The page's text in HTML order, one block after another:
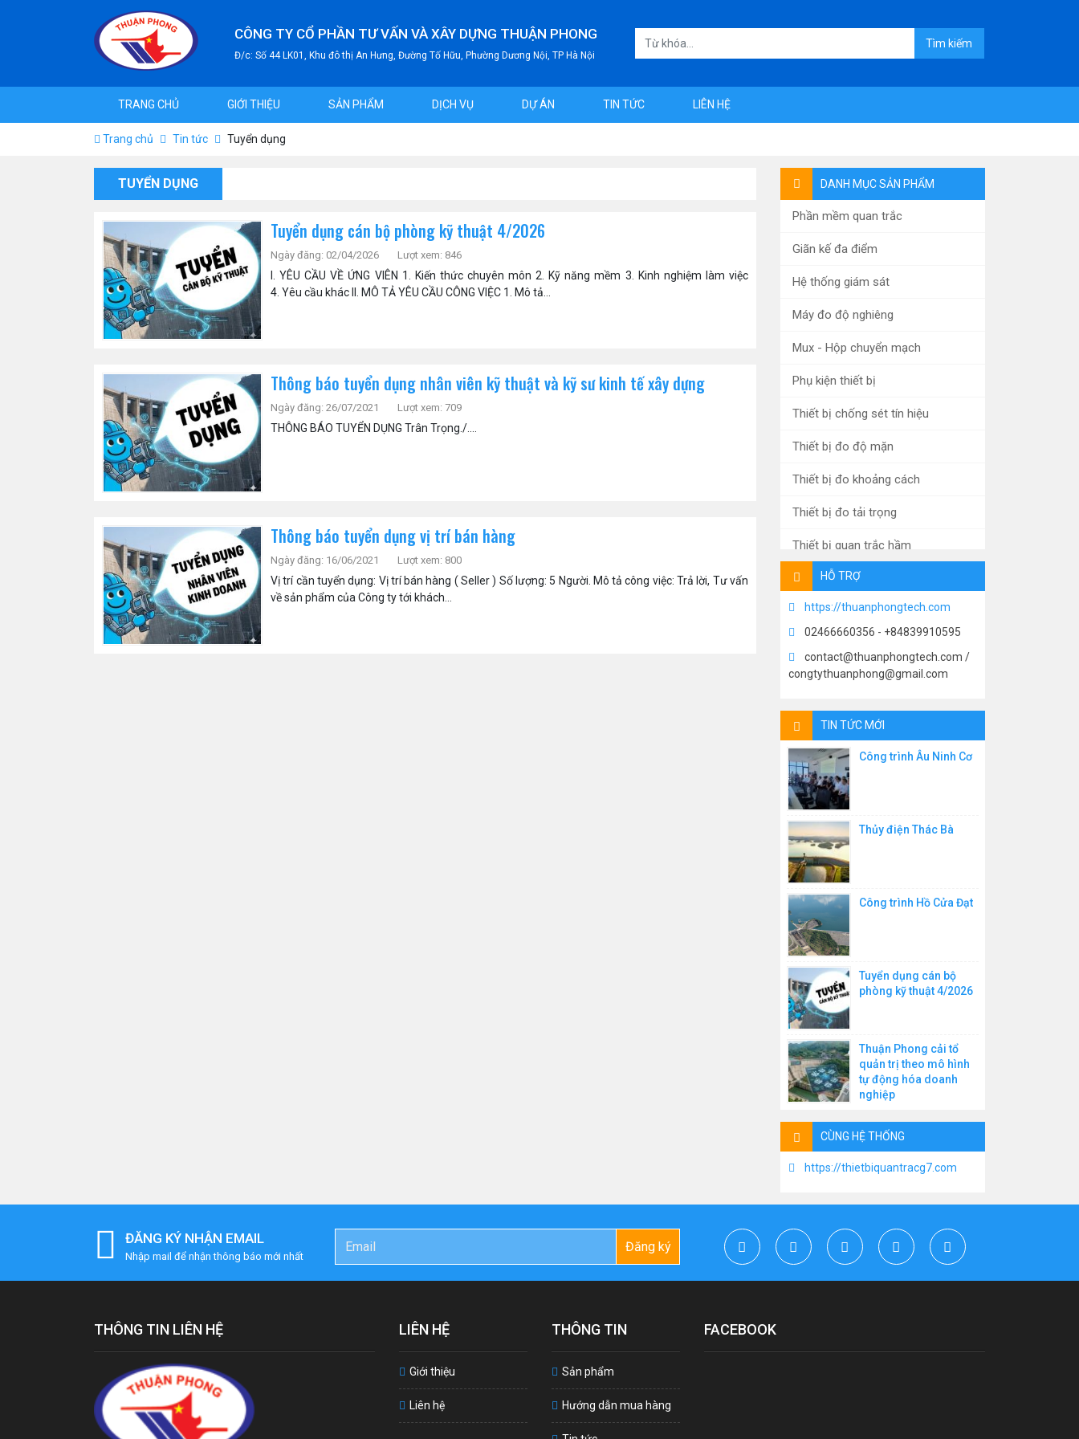
CÔNG TY CỔ PHẦN TƯ VẤN VÀ XÂY DỰNG THUẬN PHONG
Đ/c: Số 44 LK01, Khu đô thị An Hưng, Đường Tố Hữu, Phường Dương Nội, TP Hà Nội
Tìm kiếm
TRANG CHỦ GIỚI THIỆU SẢN PHẨM DỊCH VỤ DỰ ÁN TIN TỨC LIÊN HỆ
Trang chủ Tin tức Tuyển dụng
TUYỂN DỤNG
Tuyển dụng cán bộ phòng kỹ thuật 4/2026
Ngày đăng: 02/04/2026 Lượt xem: 846
I. YÊU CẦU VỀ ỨNG VIÊN 1. Kiến thức chuyên môn 2. Kỹ năng mềm 3. Kinh nghiệm làm việc
4. Yêu cầu khác II. MÔ TẢ YÊU CẦU CÔNG VIỆC 1. Mô tả...
Thông báo tuyển dụng nhân viên kỹ thuật và kỹ sư kinh tế xây dựng
Ngày đăng: 26/07/2021 Lượt xem: 709
THÔNG BÁO TUYỂN DỤNG Trân Trọng./....
Thông báo tuyển dụng vị trí bán hàng
Ngày đăng: 16/06/2021 Lượt xem: 800
Vị trí cần tuyển dụng: Vị trí bán hàng ( Seller ) Số lượng: 5 Người. Mô tả công việc: Trả lời, Tư vấn
về sản phẩm của Công ty tới khách...
DANH MỤC SẢN PHẨM
Phần mềm quan trắc
Giãn kế đa điểm
Hệ thống giám sát
Máy đo độ nghiêng
Mux - Hộp chuyển mạch
Phụ kiện thiết bị
Thiết bị chống sét tín hiệu
Thiết bị đo độ mặn
Thiết bị đo khoảng cách
Thiết bị đo tải trọng
Thiết bị quan trắc hầm
Xử lý nước thải
Máy đo mưa tự động
Thiết bị đo áp lực
Thiết bị đo ứng suất
Thiết bị đo nhiệt độ
Thiết bị chuyển đổi tín hiệu
Máy đọc dây rung
Thiết bị đo biến dạng vết nứt
Bộ thu nhập và xử lý số liệu
Máy đo thời tiết
Máy đo áp suất
Máy đo tốc độ gió
HỖ TRỢ
https://thuanphongtech.com
02466660356 - +84839910595
contact@thuanphongtech.com /
congtythuanphong@gmail.com
TIN TỨC MỚI
Công trình Âu Ninh Cơ
Thủy điện Thác Bà
Công trình Hồ Cửa Đạt
Tuyển dụng cán bộ
phòng kỹ thuật 4/2026
Thuận Phong cải tổ
quản trị theo mô hình
tự động hóa doanh
nghiệp
CÙNG HỆ THỐNG
https://thietbiquantracg7.com
ĐĂNG KÝ NHẬN EMAIL
Nhập mail để nhận thông báo mới nhất
Đăng ký
THÔNG TIN LIÊN HỆ LIÊN HỆ
Giới thiệu
Liên hệ
THÔNG TIN
Sản phẩm
Hướng dẫn mua hàng
FACEBOOK